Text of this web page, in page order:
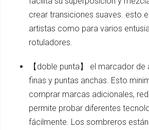
crear transiciones suaves. esto
artistas como para varios
rotuladores.
【doble punta】 el marcador de
finas y puntas anchas. Esto
comprar marcas adicionales,
permite probar diferentes
fácilmente. Los sombreros